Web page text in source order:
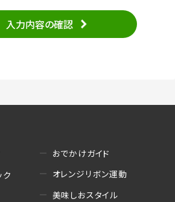
返答
品質改善
、アンケート等、当サービスが実
ーンの抽選、当選者への連絡及
ザーの趣向や属性情報等の分析
問い合わせ・応募等への対応
入力内容の確認
おでかけガイド
オレンジリボン運動
美味しおスタイル